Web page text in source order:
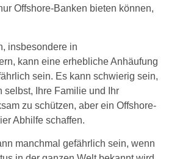
Offshore-Banken bieten können,
insbesondere in
kann eine erhebliche Anhäufung
sein. Es kann schwierig sein,
selbst, Ihre Familie und Ihr
zu schützen, aber ein Offshore-
Abhilfe schaffen.
manchmal gefährlich sein, wenn